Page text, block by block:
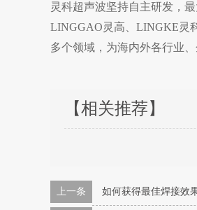
灵科超声波坚持自主研发，
LINGGAO灵高、LINGKE灵
多个领域，为海内外各行业
【相关推荐】
上一条 如何获得最佳焊接效